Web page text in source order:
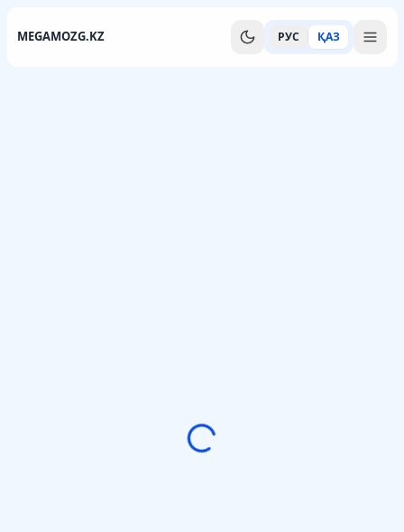
MEGAMOZG.KZ РУС ҚАЗ